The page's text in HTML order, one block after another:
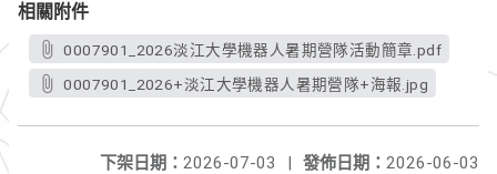
相關附件
0007901_2026淡江大學機器人暑期營隊活動簡章.pdf
0007901_2026+淡江大學機器人暑期營隊+海報.jpg
發佈日期： 2026-06-03
下架日期： 2026-07-03
|